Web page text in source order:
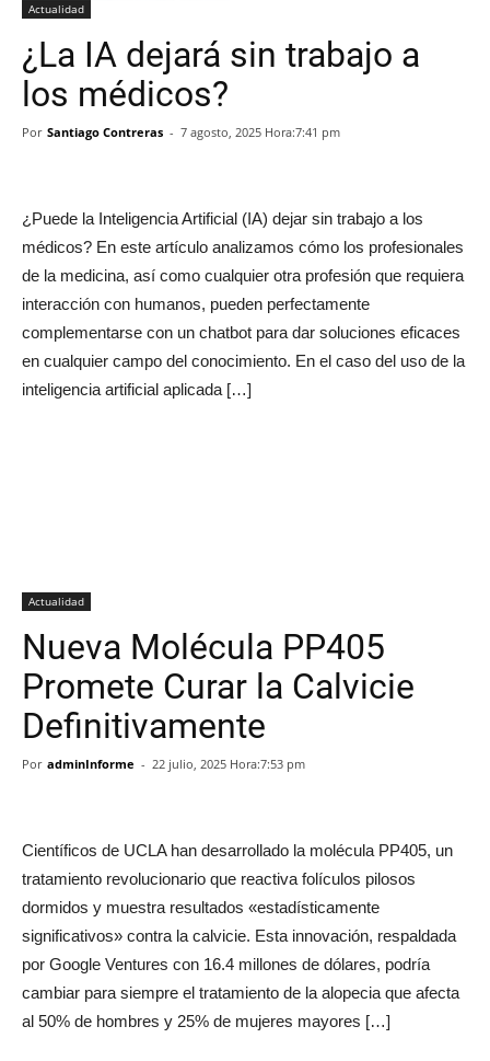
Actualidad
¿La IA dejará sin trabajo a
los médicos?
Por Santiago Contreras - 7 agosto, 2025 Hora:7:41 pm
¿Puede la Inteligencia Artificial (IA) dejar sin trabajo a los
médicos? En este artículo analizamos cómo los profesionales
de la medicina, así como cualquier otra profesión que requiera
interacción con humanos, pueden perfectamente
complementarse con un chatbot para dar soluciones eficaces
en cualquier campo del conocimiento. En el caso del uso de la
inteligencia artificial aplicada […]
Actualidad
Nueva Molécula PP405
Promete Curar la Calvicie
Definitivamente
Por adminInforme - 22 julio, 2025 Hora:7:53 pm
Científicos de UCLA han desarrollado la molécula PP405, un
tratamiento revolucionario que reactiva folículos pilosos
dormidos y muestra resultados «estadísticamente
significativos» contra la calvicie. Esta innovación, respaldada
por Google Ventures con 16.4 millones de dólares, podría
cambiar para siempre el tratamiento de la alopecia que afecta
al 50% de hombres y 25% de mujeres mayores […]